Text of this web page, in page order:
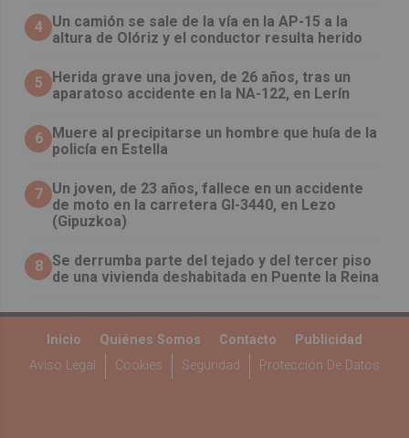
4 Un camión se sale de la vía en la AP-15 a la
altura de Olóriz y el conductor resulta herido
5
Herida grave una joven, de 26 años, tras un
aparatoso accidente en la NA-122, en Lerín
6
Muere al precipitarse un hombre que huía de la
policía en Estella
7 Un joven, de 23 años, fallece en un accidente
de moto en la carretera GI-3440, en Lezo
(Gipuzkoa)
8 Se derrumba parte del tejado y del tercer piso
de una vivienda deshabitada en Puente la Reina
Inicio Quiénes Somos Contacto
Publicidad
Aviso Legal
Cookies Seguridad Protección De Datos